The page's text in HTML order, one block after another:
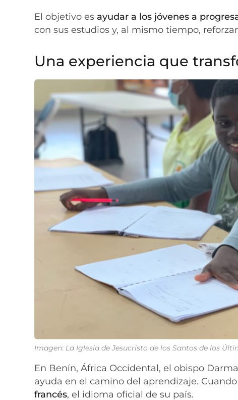
El objetivo es ayudar a los jóvenes a
con sus estudios y, al mismo tiempo,
Una experiencia que
Imagen: La Iglesia de Jesucristo de los Santos de los
En Benín, África Occidental, el obispo
ayuda en el camino del aprendizaje.
francés, el idioma oficial de su país.